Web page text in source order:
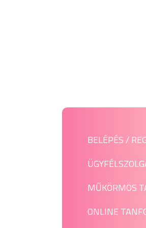
BELÉPÉS /
MŰKÖRMÖS
ONLINE